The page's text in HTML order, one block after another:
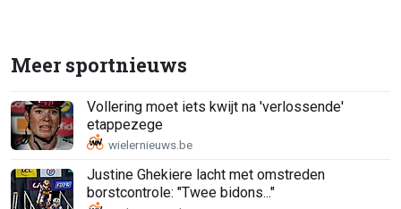
Meer sportnieuws
Vollering moet iets kwijt na 'verlossende'
etappezege
Justine Ghekiere lacht met omstreden
borstcontrole: "Twee bidons..."